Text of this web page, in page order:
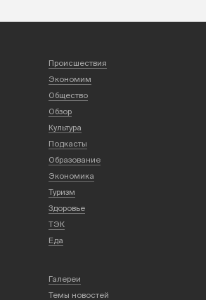
Происшествия
Экономим
Общество
Обзор
Культура
Подкасты
Образование
Экономика
Туризм
Здоровье
ТЭК
Еда
Галереи
Темы новостей